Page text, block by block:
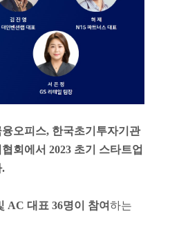
오피스, 한국초기투자기관
회에서 2023 초기 스타트업
.
AC 대표 36명이 참여하는